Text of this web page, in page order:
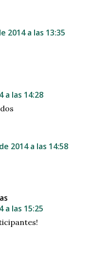
2014 a las 13:35
a las 14:28
2014 a las 14:58
a las 15:25